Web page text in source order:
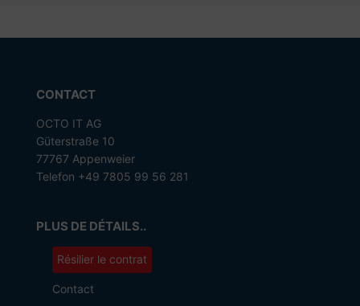
CONTACT
OCTO IT AG
Güterstraße 10
77767 Appenweier
Telefon +49 7805 99 56 281
PLUS DE DÉTAILS..
Résilier le contrat
Contact